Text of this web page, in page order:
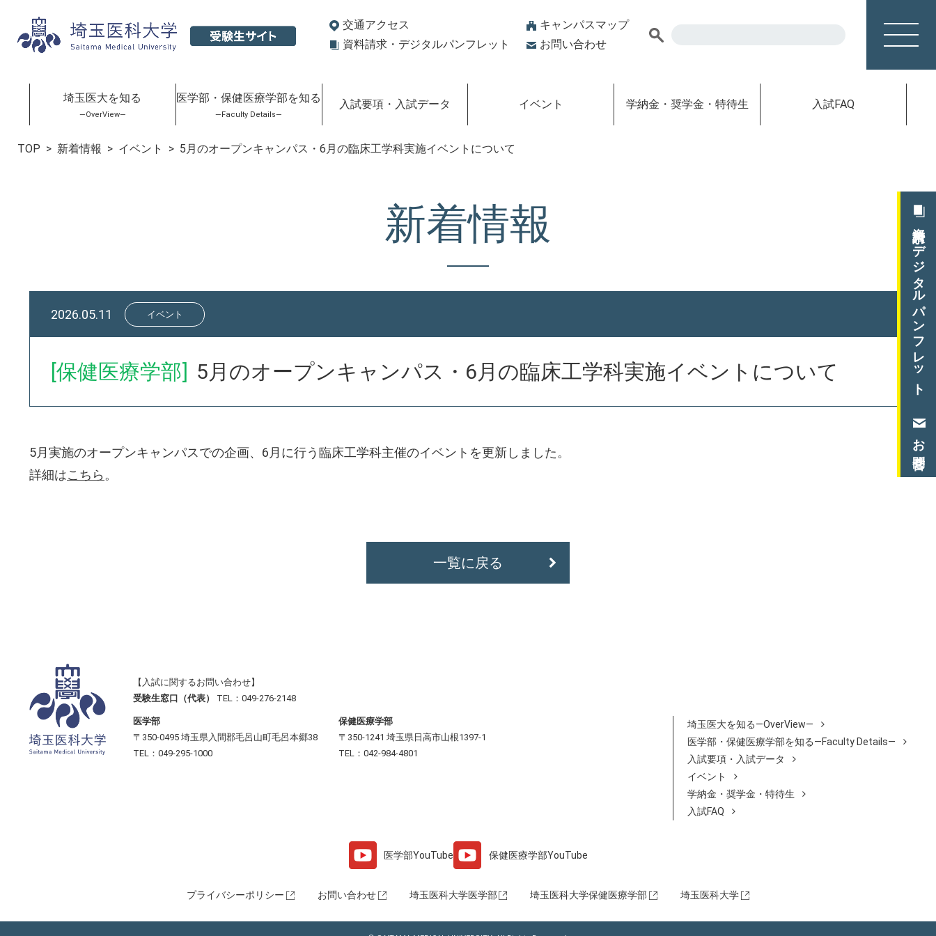
交通アクセス
キャンパスマップ
資料請求・デジタルパンフレット
お問い合わせ
埼玉医大を知る
―OverView―
医学部・保健医療学部を知る
―Faculty Details―
⼊試要項・⼊試データ イベント 学納金・奨学金・特待生 ⼊試FAQ
資料請求／
デジタルパンフレット
お問合せ
TOP 新着情報 イベント 5月のオープンキャンパス・6月の臨床工学科実施イベントについて
新着情報
2026.05.11 イベント
[保健医療学部] 5月のオープンキャンパス・6月の臨床工学科実施イベントについて
5月実施のオープンキャンパスでの企画、6月に行う臨床工学科主催のイベントを更新しました。
詳細はこちら 。
一覧に戻る
【入試に関するお問い合わせ】
受験生窓口（代表）
TEL：049-276-2148
医学部
〒350-0495 埼玉県入間郡毛呂山町毛呂本郷38
TEL：049-295-1000
保健医療学部
〒350-1241 埼玉県日高市山根1397-1
TEL：042-984-4801
埼玉医大を知る―OverView―
医学部・保健医療学部を知る―Faculty Details―
⼊試要項・⼊試データ
イベント
学納金・奨学金・特待生
⼊試FAQ
医学部YouTube 保健医療学部YouTube
プライバシーポリシー お問い合わせ 埼⽟医科⼤学医学部 埼⽟医科⼤学保健医療学部 埼⽟医科⼤学